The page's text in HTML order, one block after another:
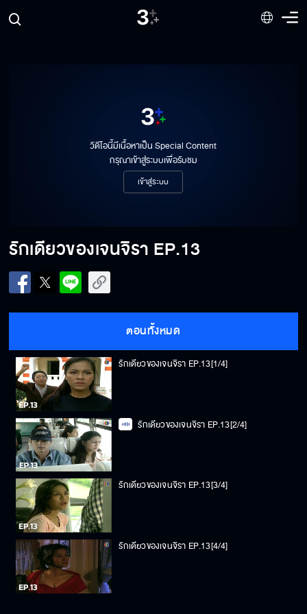
วิดีโอนี้มีเนื้อหาเป็น Special Content
กรุณาเข้าสู่ระบบเพื่อรับชม
เข้าสู่ระบบ
รักเดียวของเจนจิรา EP.13
ตอนทั้งหมด
รักเดียวของเจนจิรา EP.13[1/4]
รักเดียวของเจนจิรา EP.13[2/4]
รักเดียวของเจนจิรา EP.13[3/4]
รักเดียวของเจนจิรา EP.13[4/4]